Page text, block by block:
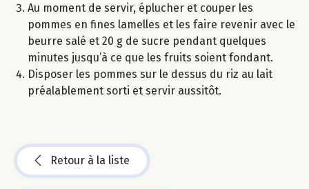
Au moment de servir, éplucher et couper les
pommes en fines lamelles et les faire revenir avec le
beurre salé et 20 g de sucre pendant quelques
minutes jusqu’à ce que les fruits soient fondant.
Disposer les pommes sur le dessus du riz au lait
préalablement sorti et servir aussitôt.
Retour à la liste